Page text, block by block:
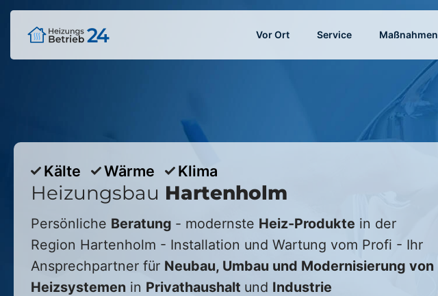
Vor Ort Service Maßnahmen
Kälte Wärme Klima
Heizungsbau Hartenholm
Persönliche Beratung - modernste Heiz-Produkte in der
Region Hartenholm - Installation und Wartung vom Profi - Ihr
Ansprechpartner für Neubau, Umbau und Modernisierung von
Heizsystemen in Privathaushalt und Industrie